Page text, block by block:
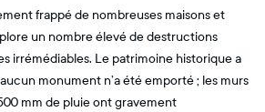
frappé de nombreuses maisons et
un nombre élevé de destructions
irrémédiables. Le patrimoine historique a
monument n’a été emporté ; les murs
mm de pluie ont gravement